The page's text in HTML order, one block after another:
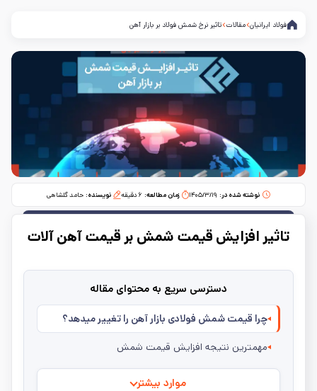
فولاد ایرانیان مقالات تاثیر نرخ شمش فولاد بر بازار آهن
نوشته شده در: ۱۴۰۵/۳/۱۹ زمان مطالعه:‌ ۶ دقیقه نویسنده: حامد گلشاهی
تاثیر افزایش قیمت شمش بر قیمت آهن آلات
دسترسی سریع به محتوای مقاله
چرا قیمت شمش فولادی بازار آهن را تغییر میدهد؟
مهمترین نتیجه افزایش قیمت شمش
موارد بیشتر